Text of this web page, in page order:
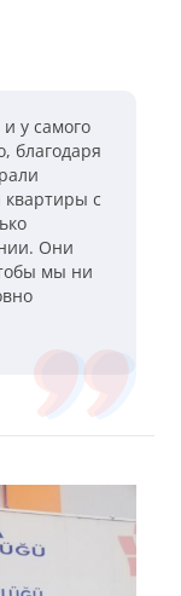
у самого
благодаря
с
Они
мы ни